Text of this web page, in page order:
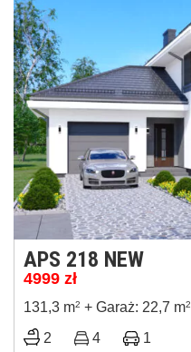
APS 218 NEW
4999 zł
131,3 m2 + Garaż: 22,7 m2
2 4 1